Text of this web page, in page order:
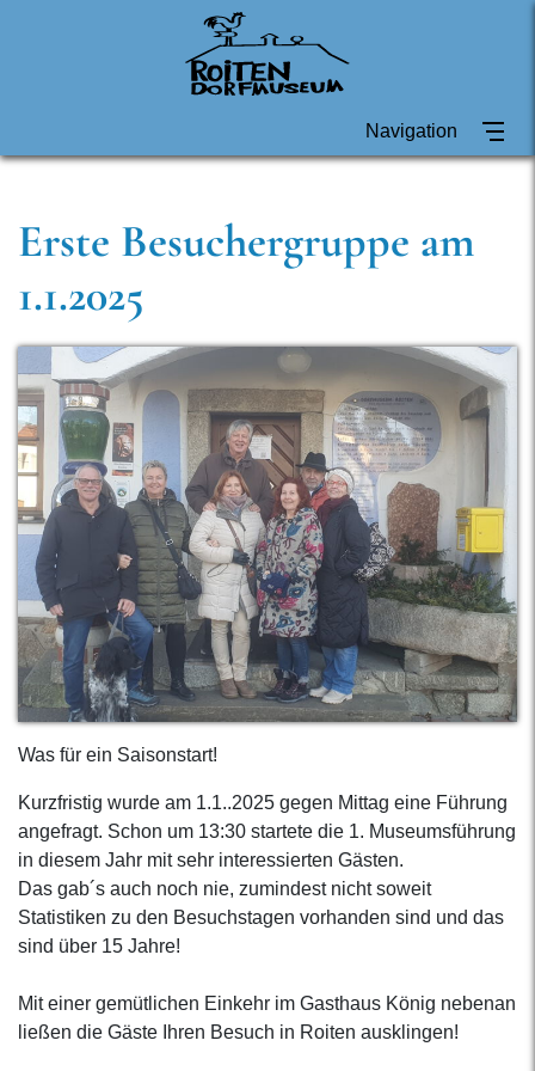
Navigation
Erste Besuchergruppe am
1.1.2025
Was für ein Saisonstart!
Kurzfristig wurde am 1.1..2025 gegen Mittag eine Führung
angefragt. Schon um 13:30 startete die 1. Museumsführung
in diesem Jahr mit sehr interessierten Gästen.
Das gab´s auch noch nie, zumindest nicht soweit
Statistiken zu den Besuchstagen vorhanden sind und das
sind über 15 Jahre!
Mit einer gemütlichen Einkehr im Gasthaus König nebenan
ließen die Gäste Ihren Besuch in Roiten ausklingen!